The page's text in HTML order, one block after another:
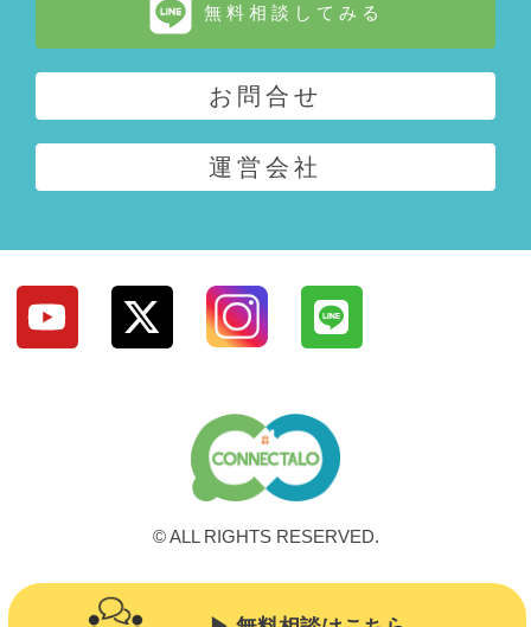
無料相談してみる
お問合せ
運営会社
© ALL RIGHTS RESERVED.